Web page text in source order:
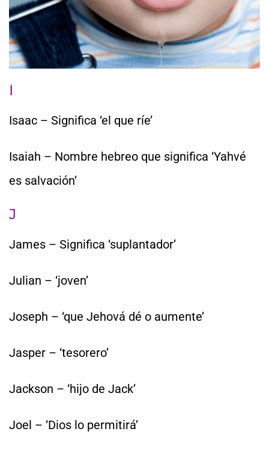
I
Isaac – Significa ‘el que ríe’
Isaiah – Nombre hebreo que significa ‘Yahvé
es salvación’
J
James – Significa ‘suplantador’
Julian – ‘joven’
Joseph – ‘que Jehová dé o aumente’
Jasper – ‘tesorero’
Jackson – ‘hijo de Jack’
Joel – ‘Dios lo permitirá’